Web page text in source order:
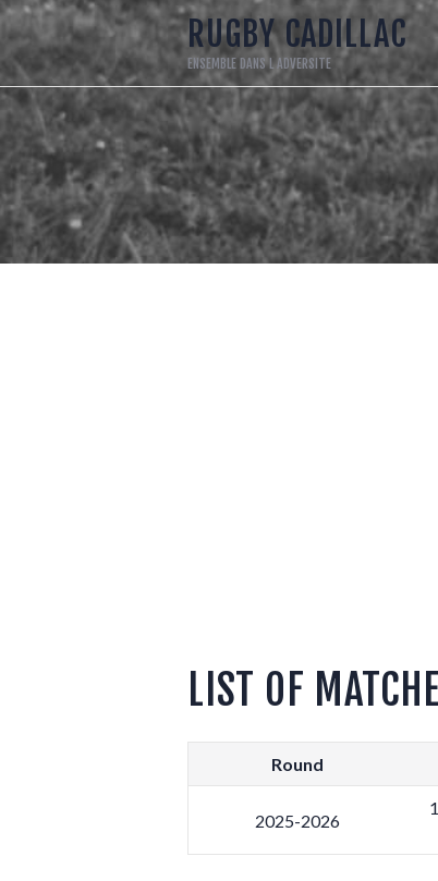
RUGBY CADILLAC
ENSEMBLE DANS L ADVERSITE
LIST OF
Round
2025-2026